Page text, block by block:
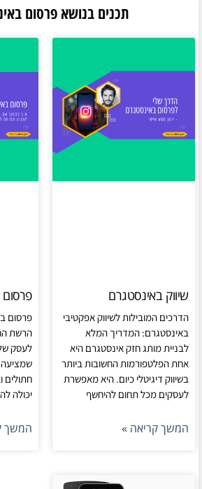
תכנים בנושא פרסום
שיווק באינסטגרם
הדרכים המובילות לשיווק אפקטיבי
באינסטגרם: המדריך המלא
לבניית מותג חזק אינסטגרם היא
אחת הפלטפורמות החשובות ביותר
בשיווק דיגיטלי כיום. היא מאפשרת
לעסקים מכל תחום להיחשף
המשך קריאה »
פרסום
הרשת
לעסק
שמציעה
חתולים
יכולה
המשך